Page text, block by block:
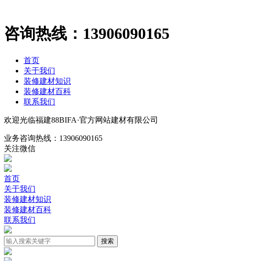
咨询热线： 13906090165
首页
关于我们
装修建材知识
装修建材百科
联系我们
欢迎光临福建88BIFA·官方网站建材有限公司
业务咨询热线： 13906090165
关注微信
首页
关于我们
装修建材知识
装修建材百科
联系我们